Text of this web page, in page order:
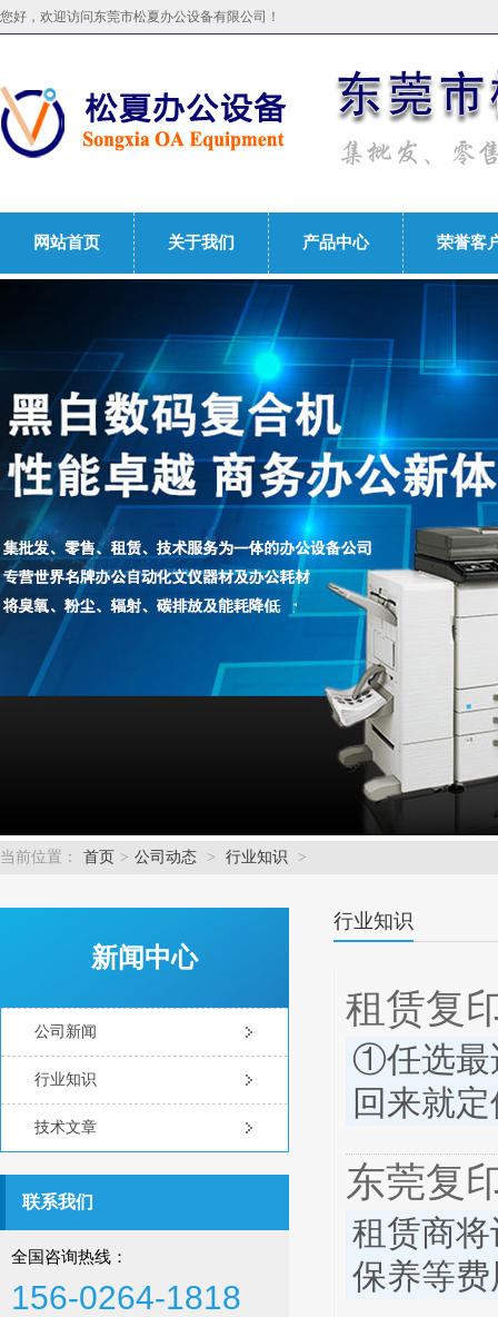
您好，欢迎访问东莞市松夏办公设备有限公司！
网站首页 关于我们 产品中心 荣誉客
当前位置： 首页 > 公司动态 > 行业知识 >
新闻中心
公司新闻
行业知识
技术文章
联系我们
全国咨询热线：
156-0264-1818
行业知识
租赁复
①任选最
回来就
东莞复
租赁商
保养等